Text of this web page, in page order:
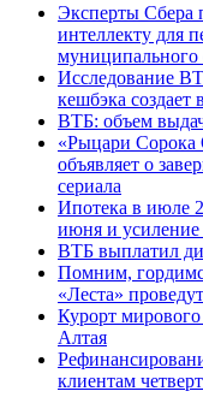
Эксперты Сбера
интеллекту для
муниципального
Исследование
кешбэка создает
ВТБ: объем
«Рыцари Сорока
объявляет о
сериала
Ипотека в июле
июня и усиление
ВТБ выплатил
Помним,
«Леста»
Курорт
Алтая
клиентам